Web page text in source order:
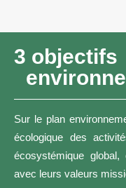
3
Sur le plan
écologique des
écosystémique
avec leurs valeurs